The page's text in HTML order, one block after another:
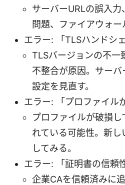
サーバーURLの誤入
問題、ファイアウォー
エラー: 「TLSハンドシ
TLSバージョンの不一
不整合が原因。サー
設定を見直す。
エラー: 「プロファイル
プロファイルが破損
れている可能性。新
してみる。
エラー: 「証明書の信頼
企業CAを信頼済みに